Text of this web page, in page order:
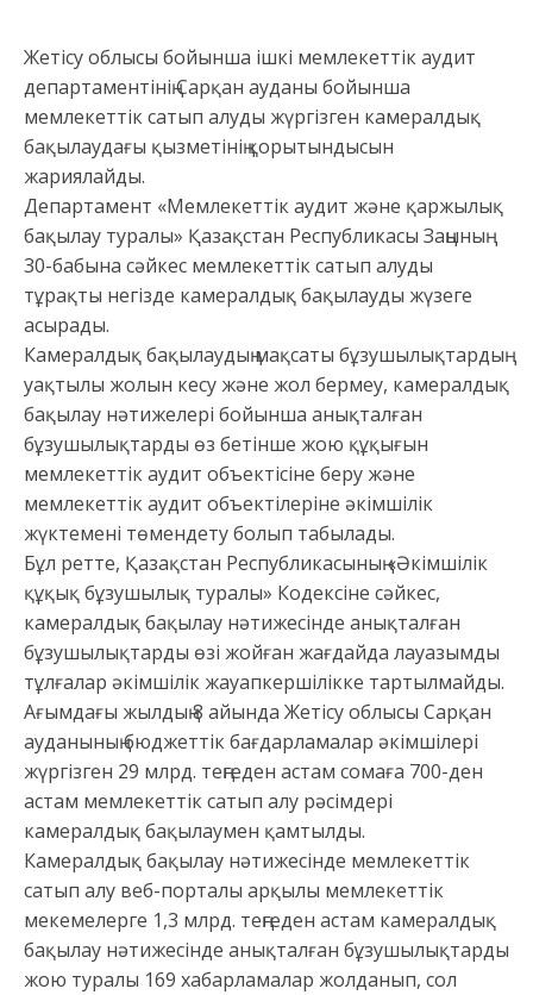
Жетісу облысы бойынша ішкі мемлекеттік аудит
департаментінің Сарқан ауданы бойынша
мемлекеттік сатып алуды жүргізген камералдық
бақылаудағы қызметінің қорытындысын
жариялайды.
Департамент «Мемлекеттік аудит және қаржылық
бақылау туралы» Қазақстан Республикасы Заңының
30-бабына сәйкес мемлекеттік сатып алуды
тұрақты негізде камералдық бақылауды жүзеге
асырады.
Камералдық бақылаудың мақсаты бұзушылықтардың
уақтылы жолын кесу және жол бермеу, камералдық
бақылау нәтижелері бойынша анықталған
бұзушылықтарды өз бетінше жою құқығын
мемлекеттік аудит объектісіне беру және
мемлекеттік аудит объектілеріне әкімшілік
жүктемені төмендету болып табылады.
Бұл ретте, Қазақстан Республикасының «Әкімшілік
құқық бұзушылық туралы» Кодексіне сәйкес,
камералдық бақылау нәтижесінде анықталған
бұзушылықтарды өзі жойған жағдайда лауазымды
тұлғалар әкімшілік жауапкершілікке тартылмайды.
Ағымдағы жылдың 8 айында Жетісу облысы Сарқан
ауданының бюджеттік бағдарламалар әкімшілері
жүргізген 29 млрд. теңгеден астам сомаға 700-ден
астам мемлекеттік сатып алу рәсімдері
камералдық бақылаумен қамтылды.
Камералдық бақылау нәтижесінде мемлекеттік
сатып алу веб-порталы арқылы мемлекеттік
мекемелерге 1,3 млрд. теңгеден астам камералдық
бақылау нәтижесінде анықталған бұзушылықтарды
жою туралы 169 хабарламалар жолданып, сол